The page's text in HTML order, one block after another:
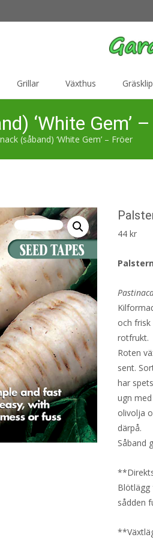
Grillar Växthus
‘White Gem’
(såband) ‘White Gem’ – Fröer
44kr
och
rotfrukt.
Roten
sent.
har
ugn med
olivolja
därpå.
Såband
Blötlägg
sådden